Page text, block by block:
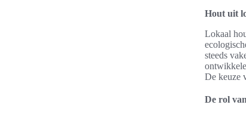
Hout uit
Lokaal
steeds
De keuze
De rol